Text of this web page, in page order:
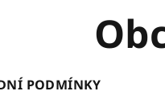
PODMÍNKY